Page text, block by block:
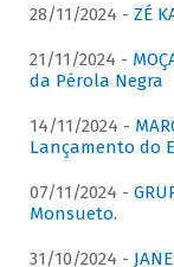
28/11/2024 - ZÉ
21/11/2024 -
da Pérola Negra
14/11/2024 -
Lançamento do
07/11/2024 -
Monsueto.
31/10/2024 -